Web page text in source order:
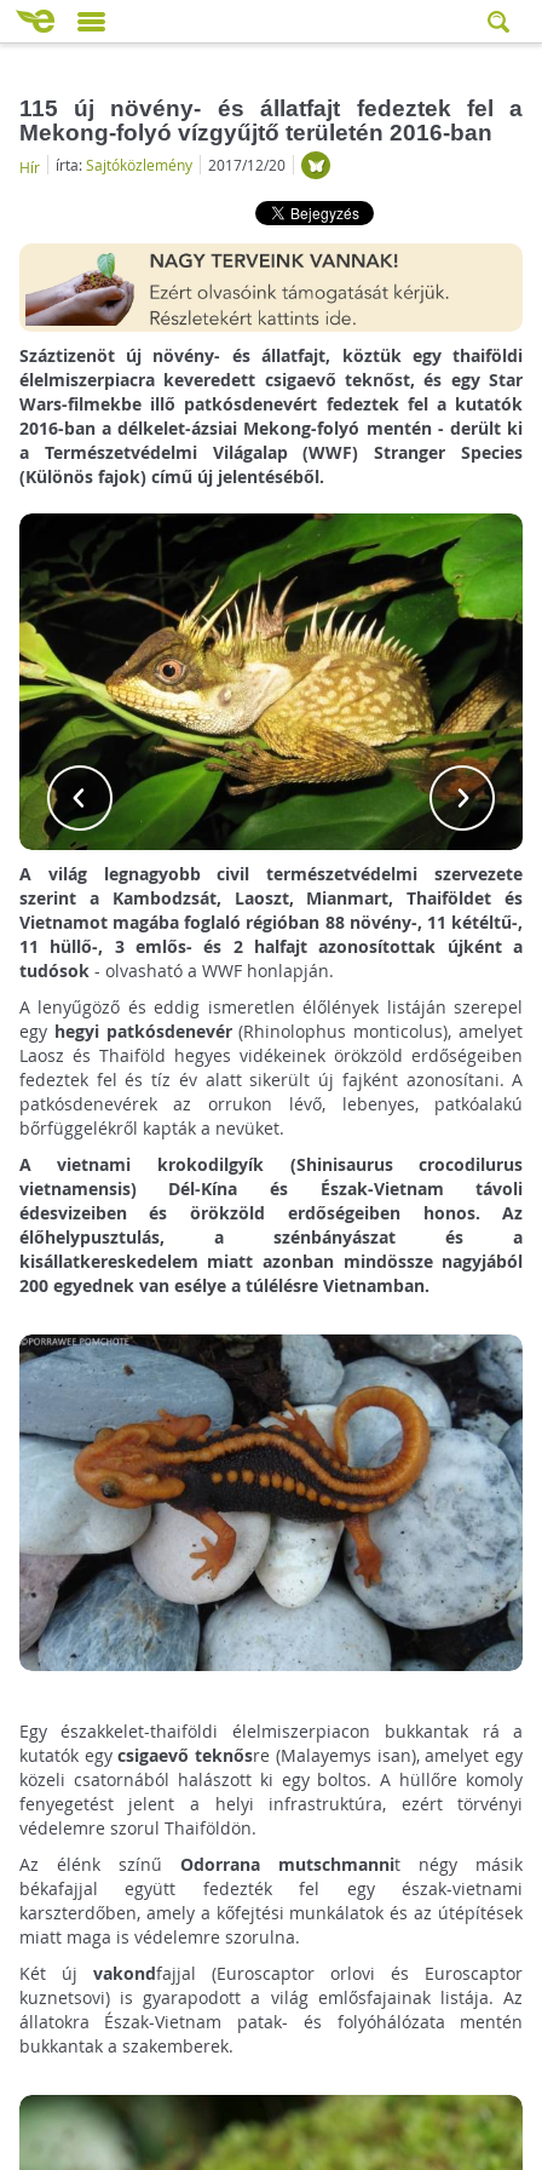
115 új növény- és állatfajt fedeztek fel a
Mekong-folyó vízgyűjtő területén 2016-ban
Hír írta:Sajtóközlemény 2017/12/20
Száztizenöt új növény- és állatfajt, köztük egy thaiföldi
élelmiszerpiacra keveredett csigaevő teknőst, és egy Star
Wars-filmekbe illő patkósdenevért fedeztek fel a kutatók
2016-ban a délkelet-ázsiai Mekong-folyó mentén - derült ki
a Természetvédelmi Világalap (WWF) Stranger Species
(Különös fajok) című új jelentéséből.
A világ legnagyobb civil természetvédelmi szervezete
szerint a Kambodzsát, Laoszt, Mianmart, Thaiföldet és
Vietnamot magába foglaló régióban 88 növény-, 11 kétéltű-,
11 hüllő-, 3 emlős- és 2 halfajt azonosítottak újként a
tudósok- olvasható a WWF honlapján.
A lenyűgöző és eddig ismeretlen élőlények listáján szerepel
egy hegyi patkósdenevér(Rhinolophus monticolus), amelyet
Laosz és Thaiföld hegyes vidékeinek örökzöld erdőségeiben
fedeztek fel és tíz év alatt sikerült új fajként azonosítani. A
patkósdenevérek az orrukon lévő, lebenyes, patkóalakú
bőrfüggelékről kapták a nevüket.
A vietnami krokodilgyík (Shinisaurus crocodilurus
vietnamensis) Dél-Kína és Észak-Vietnam távoli
édesvizeiben és örökzöld erdőségeiben honos. Az
élőhelypusztulás, a szénbányászat és a
kisállatkereskedelem miatt azonban mindössze nagyjából
200 egyednek van esélye a túlélésre Vietnamban.
Egy északkelet-thaiföldi élelmiszerpiacon bukkantak rá a
kutatók egycsigaevő teknősre (Malayemys isan), amelyet egy
közeli csatornából halászott ki egy boltos. A hüllőre komoly
fenyegetést jelent a helyi infrastruktúra, ezért törvényi
védelemre szorul Thaiföldön.
Az élénk színű Odorrana mutschmannit négy másik
békafajjal együtt fedezték fel egy észak-vietnami
karszterdőben, amely a kőfejtési munkálatok és az útépítések
miatt maga is védelemre szorulna.
Két új vakondfajjal (Euroscaptor orlovi és Euroscaptor
kuznetsovi) is gyarapodott a világ emlősfajainak listája. Az
állatokra Észak-Vietnam patak- és folyóhálózata mentén
bukkantak a szakemberek.